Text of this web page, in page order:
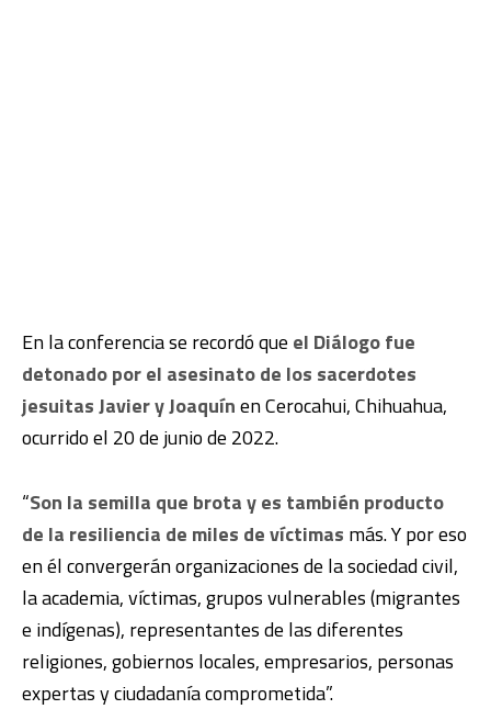
En la conferencia se recordó que el Diálogo fue
detonado por el asesinato de los sacerdotes
jesuitas Javier y Joaquínen Cerocahui, Chihuahua,
ocurrido el 20 de junio de 2022.
“Son la semilla que brota y es también producto
de la resiliencia de miles de víctimas más. Y por eso
en él convergerán organizaciones de la sociedad civil,
la academia, víctimas, grupos vulnerables (migrantes
e indígenas), representantes de las diferentes
religiones, gobiernos locales, empresarios, personas
expertas y ciudadanía comprometida”.